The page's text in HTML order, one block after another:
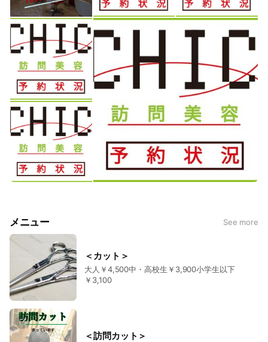
メニュー See more
＜カット＞
大人￥4,500中・高校生￥3,900小学生以下
￥3,100
＜訪問カット＞